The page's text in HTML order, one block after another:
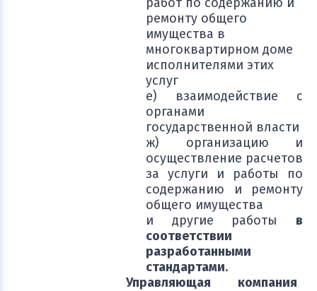
ремонту общего
имущества в
многоквартирном доме
исполнителями этих
услуг
е) взаимодействие с
органами
государственной власти
ж) организацию и
осуществление расчетов
за услуги и работы по
содержанию и ремонту
общего имущества
и другие работы в
соответствии
разработанными
стандартами.
Управляющая компания